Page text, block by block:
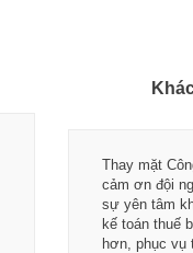
Thay mặt
cảm ơn đội
sự yên tâm
kế toán thuế
hơn, phục vụ